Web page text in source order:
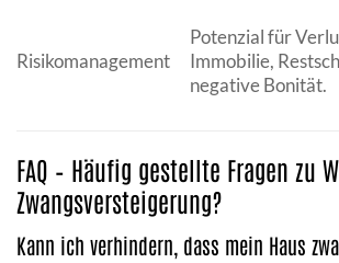
Risikomanagement
Potenzial für
Immobilie,
negative Bonität.
FAQ – Häufig gestellte Fragen zu
Zwangsversteigerung?
Kann ich verhindern, dass mein Haus